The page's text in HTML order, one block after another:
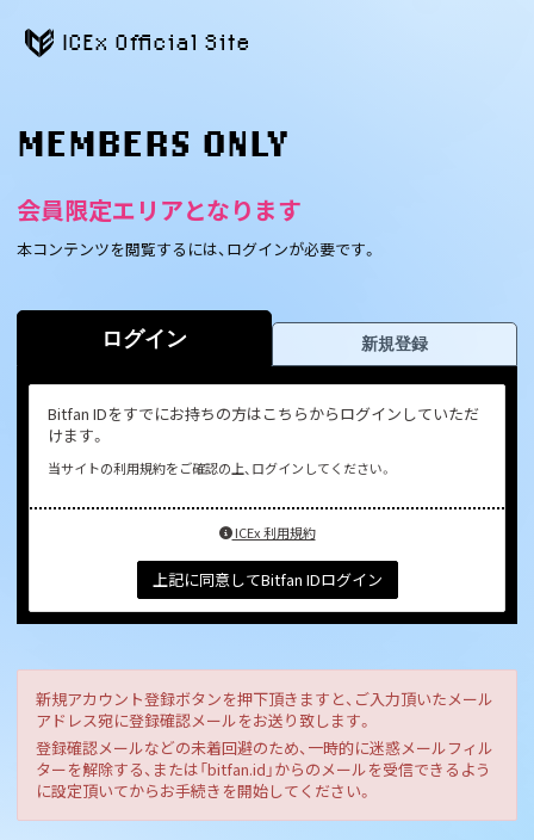
ICEx Official Site
MEMBERS ONLY
会員限定エリアとなります
本コンテンツを閲覧するには、ログインが必要です。
ログイン 新規登録
Bitfan IDをすでにお持ちの方はこちらからログインしていただ
けます。
当サイトの利用規約をご確認の上、ログインしてください。
ICEx 利用規約
上記に同意してBitfan IDログイン
新規アカウント登録ボタンを押下頂きますと、ご入力頂いたメール
アドレス宛に登録確認メールをお送り致します。
登録確認メールなどの未着回避のため、一時的に迷惑メールフィル
ターを解除する、または「bitfan.id」からのメールを受信できるよう
に設定頂いてからお手続きを開始してください。